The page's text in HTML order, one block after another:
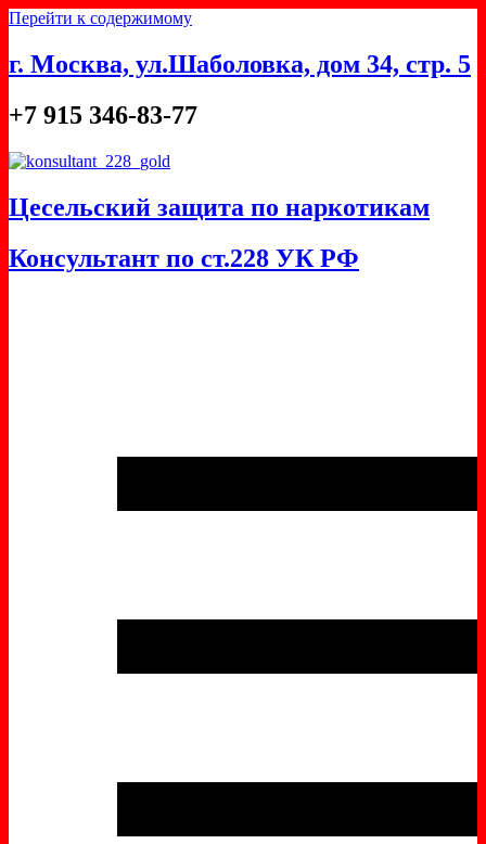
Перейти к содержимому
г. Москва, ул.Шаболовка, дом 34, стр. 5
+7 915 346-83-77
Цесельский защита по наркотикам
Консультант по ст.228 УК РФ